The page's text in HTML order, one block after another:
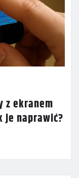
z ekranem
naprawić?